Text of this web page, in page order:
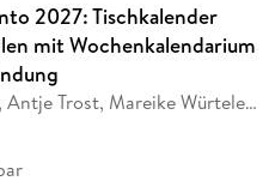
2027: Tischkalender
mit Wochenkalendarium
Antje Trost, Mareike Würtele,